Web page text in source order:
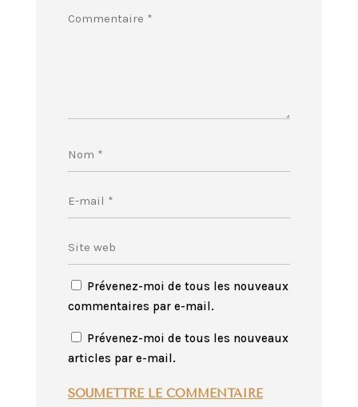
Prévenez-moi de tous les nouveaux
commentaires par e-mail.
Prévenez-moi de tous les nouveaux
articles par e-mail.
SOUMETTRE LE COMMENTAIRE